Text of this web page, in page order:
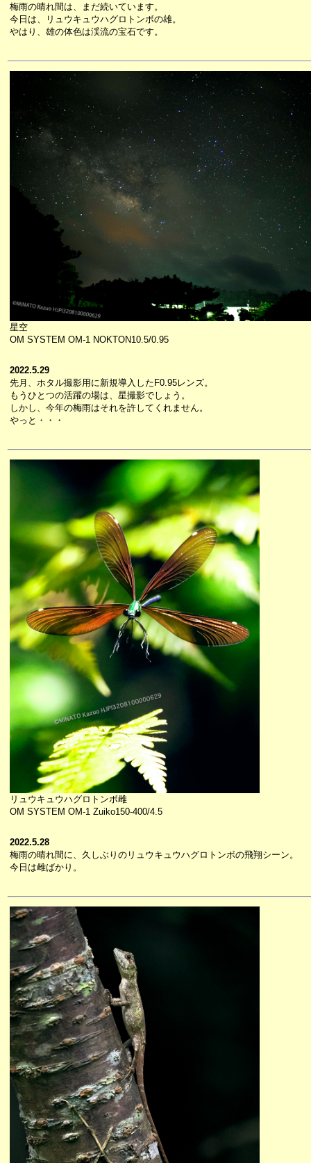
梅雨の晴れ間は、まだ続いています。
今日は、リュウキュウハグロトンボの雄。
やはり、雄の体色は渓流の宝石です。
星空
OM SYSTEM OM-1 NOKTON10.5/0.95
2022.5.29
先月、ホタル撮影用に新規導入したF0.95レンズ。
もうひとつの活躍の場は、星撮影でしょう。
しかし、今年の梅雨はそれを許してくれません。
やっと・・・
リュウキュウハグロトンボ雌
OM SYSTEM OM-1 Zuiko150-400/4.5
2022.5.28
梅雨の晴れ間に、久しぶりのリュウキュウハグロトンボの飛翔シーン。
今日は雌ばかり。